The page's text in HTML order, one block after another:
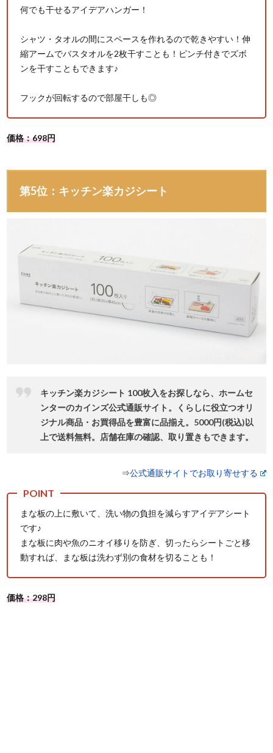
何でも干せるアイデアハンガー！
シャツ・タオルの間にスペースを作れるので乾きやすい！伸
縮アームでバスタオルを2枚干すことも！ピンチ付きでズボ
ンを干すこともできます♪
フックが回転するので部屋干しも◎
価格：698円
第5位：キッチン楽カジシート
キッチン楽カジシート 100枚入をお探しなら、ホームセ
ンターのカインズ公式通販サイト。くらしに役⽴つオリ
ジナル商品・お買得品を豊富に品揃え。5000円(税込)以
上で送料無料。店舗在庫の確認、取り置きもできます。
⇒公式通販サイトでお取り寄せする
まな板の上に敷いて、洗い物の負担を減らすアイデアシート
です♪
まな板に肉や魚のニオイ移りを防ぎ、切ったらシートごと移
動すれば、まな板は洗わず別の食材を切ることも！
価格：298円